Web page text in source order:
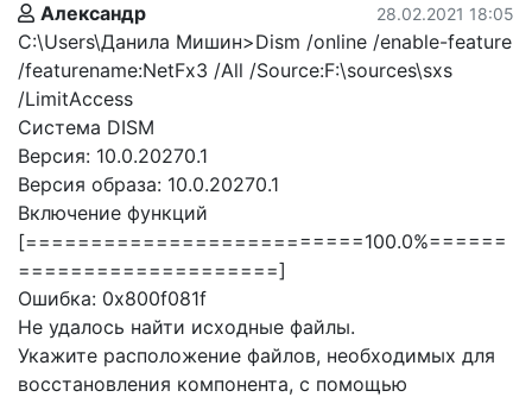
Александр 28.02.2021 18:05
C:\Users\Данила Мишин>Dism /online /enable-feature
/featurename:NetFx3 /All /Source:F:\sources\sxs
/LimitAccess
Cистема DISM
Версия: 10.0.20270.1
Версия образа: 10.0.20270.1
Включение функций
[==========================100.0%======
====================]
Ошибка: 0x800f081f
Не удалось найти исходные файлы.
Укажите расположение файлов, необходимых для
восстановления компонента, с помощью